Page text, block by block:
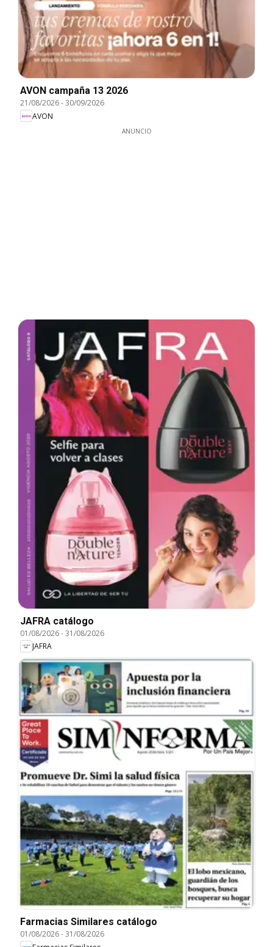
AVON campaña 13 2026
21/08/2026-30/09/2026
AVON
ANUNCIO
JAFRA catálogo
01/08/2026-31/08/2026
JAFRA
Farmacias Similares catálogo
01/08/2026-31/08/2026